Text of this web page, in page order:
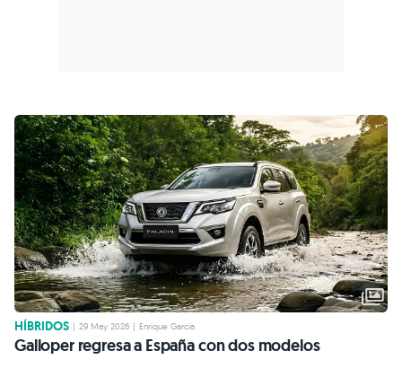
HÍBRIDOS | 29 May 2026 | Enrique García
Galloper regresa a España con dos modelos